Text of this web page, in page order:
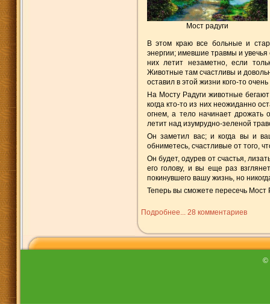
Мост радуги
В этом краю все больные и
энергии; имевшие травмы и
них летит незаметно, если
Животные там счастливы и
оставил в этой жизни кого-то очень
На Мосту Радуги животные
когда кто-то из них неожиданно
огнем, а тело начинает дрожать
летит над изумрудно-зеленой
Он заметил вас; и когда вы и
обниметесь, счастливые от того,
Он будет, одурев от счастья,
его голову, и вы еще раз
покинувшего вашу жизнь, но
Теперь вы сможете пересечь Мост
Подробнее... 28 комментариев
©